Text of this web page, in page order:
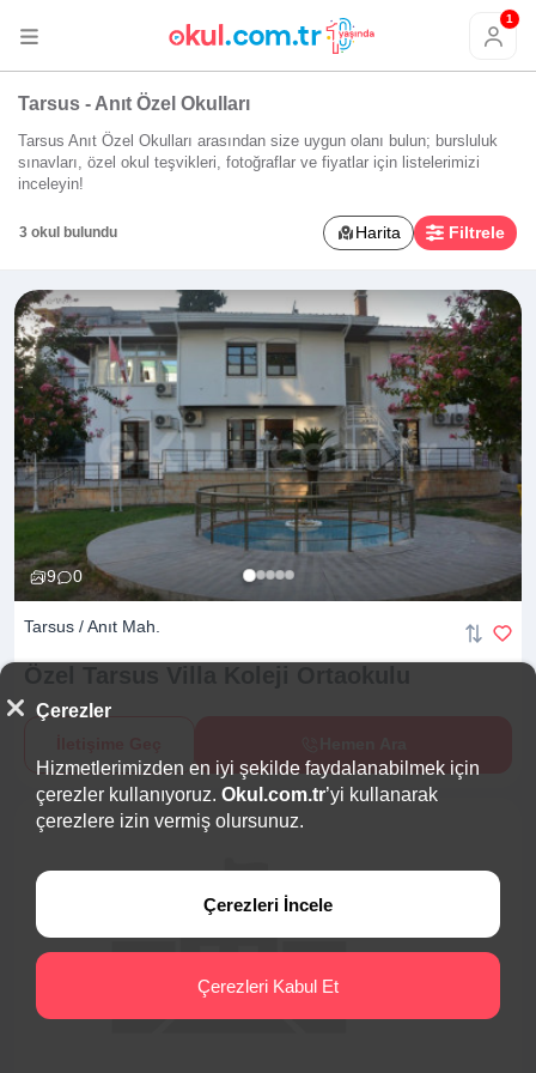
1
Tarsus - Anıt Özel Okulları
Tarsus Anıt Özel Okulları arasından size uygun olanı bulun; bursluluk
sınavları, özel okul teşvikleri, fotoğraflar ve fiyatlar için listelerimizi
inceleyin!
3 okul bulundu Harita Filtrele
9 0
Tarsus / Anıt Mah.
Çerezler
Hizmetlerimizden en iyi şekilde faydalanabilmek için
çerezler kullanıyoruz. Okul.com.tr’yi kullanarak
çerezlere izin vermiş olursunuz.
Çerezleri İncele
Çerezleri Kabul Et